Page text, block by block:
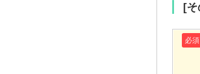
[そ
必須